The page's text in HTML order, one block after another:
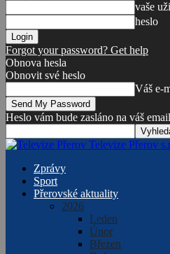
vaše
heslo
Forgot your password? Get help
Obnova hesla
Obnovit své heslo
Váš e-
Heslo vám bude zasláno na váš email
Televize Přerov
Zprávy
Sport
Přerovské aktuality
2026
Leden
Únor
Březen